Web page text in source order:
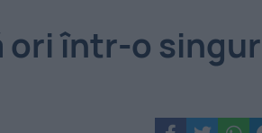
ori într-o